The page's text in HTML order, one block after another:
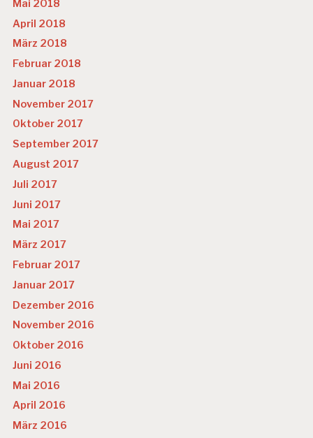
Mai 2018
April 2018
März 2018
Februar 2018
Januar 2018
November 2017
Oktober 2017
September 2017
August 2017
Juli 2017
Juni 2017
Mai 2017
März 2017
Februar 2017
Januar 2017
Dezember 2016
November 2016
Oktober 2016
Juni 2016
Mai 2016
April 2016
März 2016